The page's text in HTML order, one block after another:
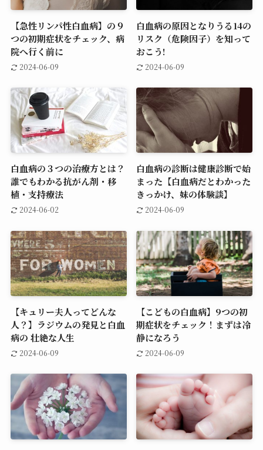
【急性リンパ性白血病】の９
つの初期症状をチェック、病
院へ行く前に
2024-06-09
白血病の原因となりうる14の
リスク（危険因子）を知って
おこう!
2024-06-09
白血病の３つの治療方とは？
誰でもわかる抗がん剤・移
植・支持療法
2024-06-02
白血病の診断は健康診断で始
まった【白血病だとわかった
きっかけ、妹の体験談】
2024-06-09
【キュリー夫人ってどんな
人？】ラジウムの発見と白血
病の 壮絶な人生
2024-06-09
【こどもの白血病】9つの初
期症状をチェック！まずは冷
静になろう
2024-06-09